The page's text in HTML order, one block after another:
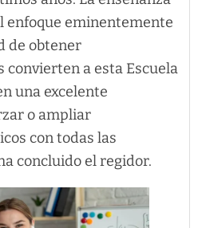
enfoque eminentemente
de obtener
a esta Escuela
una excelente
o ampliar
con todas las
concluido el regidor.